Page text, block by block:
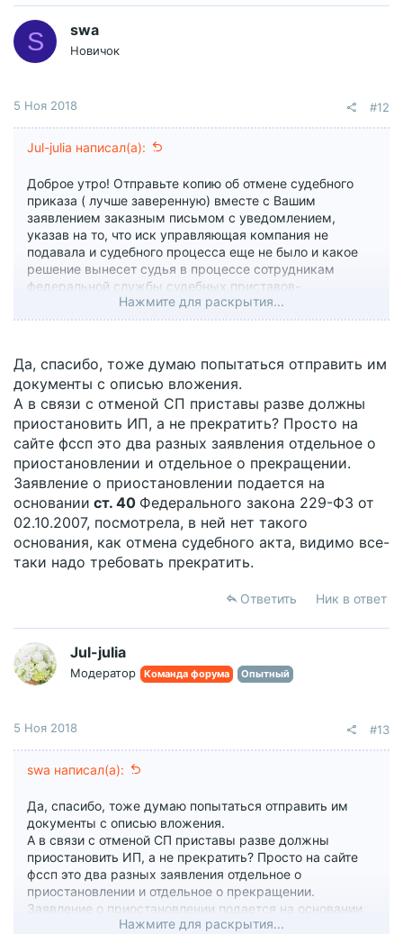
S swa
Новичок
5 Ноя 2018 #12
Jul-julia написал(а):
Доброе утро! Отправьте копию об отмене судебного
приказа ( лучше заверенную) вместе с Вашим
заявлением заказным письмом с уведомлением,
указав на то, что иск управляющая компания не
подавала и судебного процесса еще не было и какое
решение вынесет судья в процессе сотрудникам
федеральной службы судебных приставов-
неизвестно. Прошу приостановить исполнительное
производство номер такое-то в связи с новым
дозвониться до начальства и узнать почему пристав не
приостановил ИП.
Нажмите для раскрытия...
Да, спасибо, тоже думаю попытаться отправить им
документы с описью вложения.
А в связи с отменой СП приставы разве должны
приостановить ИП, а не прекратить? Просто на
сайте фссп это два разных заявления отдельное о
приостановлении и отдельное о прекращении.
Заявление о приостановлении подается на
основании ст. 40 Федерального закона 229-ФЗ от
02.10.2007, посмотрела, в ней нет такого
основания, как отмена судебного акта, видимо все-
таки надо требовать прекратить.
Ответить Ник в ответ
Jul-julia
Модератор Команда форума Опытный
5 Ноя 2018 #13
swa написал(а):
Да, спасибо, тоже думаю попытаться отправить им
документы с описью вложения.
А в связи с отменой СП приставы разве должны
приостановить ИП, а не прекратить? Просто на сайте
фссп это два разных заявления отдельное о
приостановлении и отдельное о прекращении.
Заявление о приостановлении подается на основании
Федерального закона 229-ФЗ от 02.10.2007,
Нажмите для раскрытия...